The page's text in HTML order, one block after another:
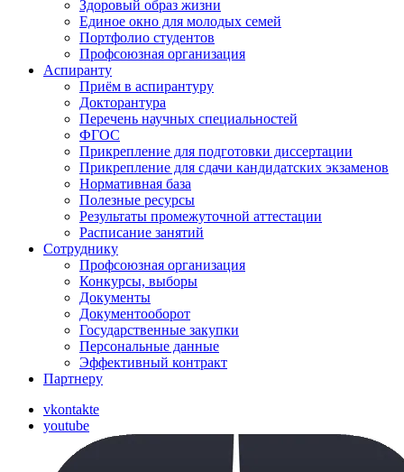
Здоровый образ жизни
Единое окно для молодых семей
Портфолио студентов
Профсоюзная организация
Аспиранту
Приём в аспирантуру
Докторантура
Перечень научных специальностей
ФГОС
Прикрепление для подготовки диссертации
Прикрепление для сдачи кандидатских экзаменов
Нормативная база
Полезные ресурсы
Результаты промежуточной аттестации
Расписание занятий
Сотруднику
Профсоюзная организация
Конкурсы, выборы
Документы
Документооборот
Государственные закупки
Персональные данные
Эффективный контракт
Партнеру
vkontakte
youtube